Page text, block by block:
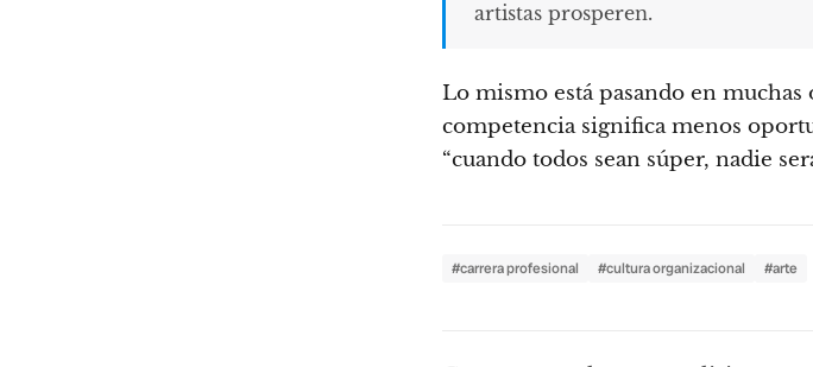
artistas prosperen.
Lo mismo está pasando en muchas
competencia significa menos
“cuando todos sean súper, nadie
#carrera profesional #cultura organizacional #arte